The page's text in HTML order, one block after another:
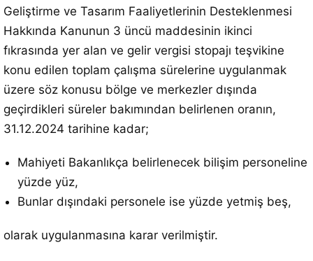
Geliştirme ve Tasarım Faaliyetlerinin Desteklenmesi
Hakkında Kanunun 3 üncü maddesinin ikinci
fıkrasında yer alan ve gelir vergisi stopajı teşvikine
konu edilen toplam çalışma sürelerine uygulanmak
üzere söz konusu bölge ve merkezler dışında
geçirdikleri süreler bakımından belirlenen oranın,
31.12.2024 tarihine kadar;
Mahiyeti Bakanlıkça belirlenecek bilişim personeline
yüzde yüz,
Bunlar dışındaki personele ise yüzde yetmiş beş,
olarak uygulanmasına karar verilmiştir.